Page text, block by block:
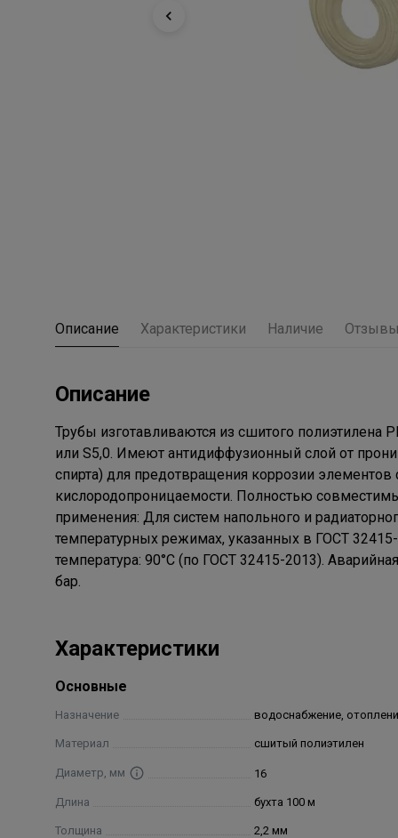
Описание Характеристики Наличие Отзывы
Описание
Трубы изготавливаются из сшитого полиэтилена
или S5,0. Имеют антидиффузионный слой от
спирта) для предотвращения коррозии элементов
кислородопроницаемости. Полностью
применения: Для систем напольного и
температурных режимах, указанных в ГОСТ
температура: 90°C (по ГОСТ 32415-2013).
бар.
Характеристики
Основные
Назначение водоснабжение,
Материал сшитый полиэтилен
Диаметр, мм 16
Длина бухта 100 м
Толщина 2,2 мм